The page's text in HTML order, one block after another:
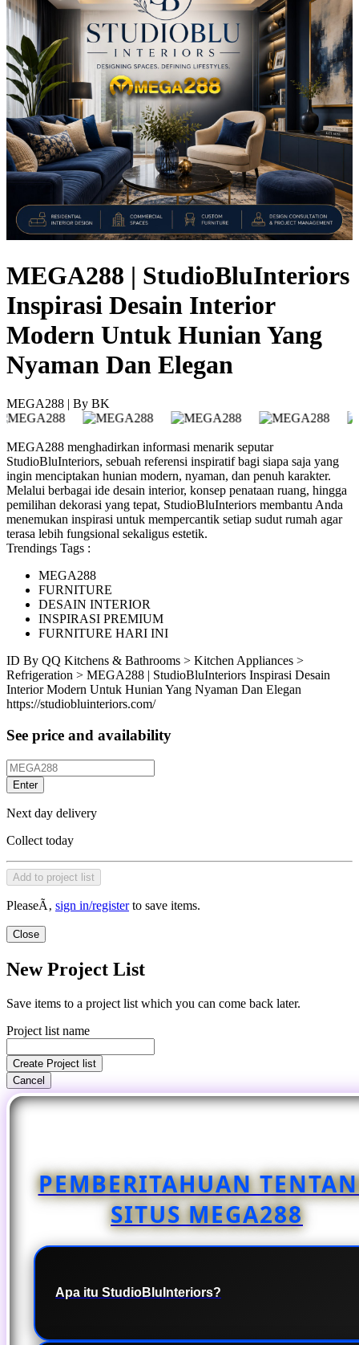
MEGA288 | StudioBluInteriors
Inspirasi Desain Interior
Modern Untuk Hunian Yang
Nyaman Dan Elegan
MEGA288 | By BK
MEGA288 menghadirkan informasi menarik seputar
StudioBluInteriors, sebuah referensi inspiratif bagi siapa saja yang
ingin menciptakan hunian modern, nyaman, dan penuh karakter.
Melalui berbagai ide desain interior, konsep penataan ruang, hingga
pemilihan dekorasi yang tepat, StudioBluInteriors membantu Anda
menemukan inspirasi untuk mempercantik setiap sudut rumah agar
terasa lebih fungsional sekaligus estetik.
Trendings Tags :
MEGA288
FURNITURE
DESAIN INTERIOR
INSPIRASI PREMIUM
FURNITURE HARI INI
ID By QQ Kitchens & Bathrooms > Kitchen Appliances >
Refrigeration > MEGA288 | StudioBluInteriors Inspirasi Desain
Interior Modern Untuk Hunian Yang Nyaman Dan Elegan
https://studiobluinteriors.com/
See price and availability
Enter
Next day delivery
Collect today
Add to project list
PleaseÃ‚ sign in/registerto save items.
Close
New Project List
Save items to a project list which you can come back later.
Project list name
Create Project list
Cancel
PEMBERITAHUAN
SITUS MEGA288
Apa itu StudioBluInteriors?